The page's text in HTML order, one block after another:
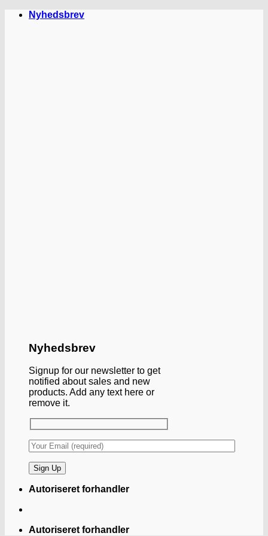
FortsætNyhedsbrev
Nyhedsbrev
Signup for our newsletter to get
notified about sales and new
products. Add any text here or
remove it.
Autoriseret forhandler
Autoriseret forhandler